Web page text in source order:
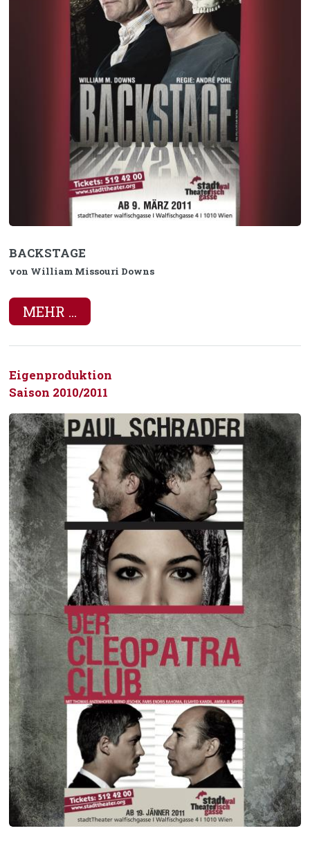
BACKSTAGE
von William Missouri Downs
MEHR ...
Eigenproduktion
Saison 2010/2011